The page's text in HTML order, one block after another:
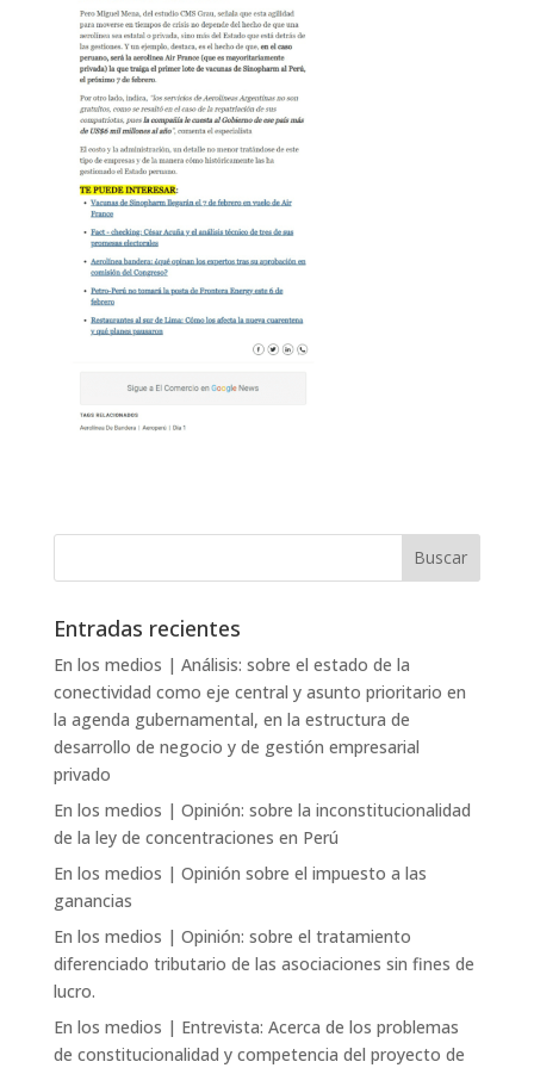
Entradas recientes
En los medios | Análisis: sobre el estado de la
conectividad como eje central y asunto prioritario en
la agenda gubernamental, en la estructura de
desarrollo de negocio y de gestión empresarial
privado
En los medios | Opinión: sobre la inconstitucionalidad
de la ley de concentraciones en Perú
En los medios | Opinión sobre el impuesto a las
ganancias
En los medios | Opinión: sobre el tratamiento
diferenciado tributario de las asociaciones sin fines de
lucro.
En los medios | Entrevista: Acerca de los problemas
de constitucionalidad y competencia del proyecto de